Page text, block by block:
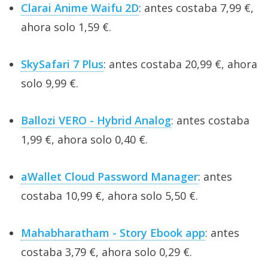
Clarai Anime Waifu 2D: antes costaba 7,99 €,
ahora solo 1,59 €.
SkySafari 7 Plus: antes costaba 20,99 €, ahora
solo 9,99 €.
Ballozi VERO - Hybrid Analog: antes costaba
1,99 €, ahora solo 0,40 €.
aWallet Cloud Password Manager: antes
costaba 10,99 €, ahora solo 5,50 €.
Mahabharatham - Story Ebook app: antes
costaba 3,79 €, ahora solo 0,29 €.